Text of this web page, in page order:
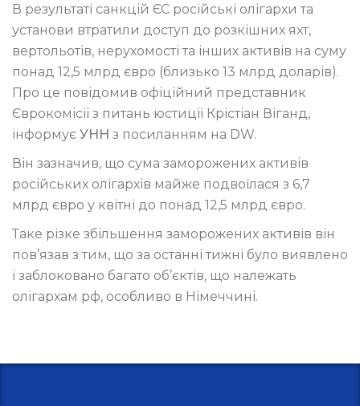
В результаті санкцій ЄС російські олігархи та
установи втратили доступ до розкішних яхт,
вертольотів, нерухомості та інших активів на суму
понад 12,5 млрд євро (близько 13 млрд доларів).
Про це повідомив офіційний представник
Єврокомісії з питань юстиції Крістіан Віганд,
інформує УНН з посиланням на DW.
Він зазначив, що сума заморожених активів
російських олігархів майже подвоїлася з 6,7
млрд євро у квітні до понад 12,5 млрд євро.
Таке різке збільшення заморожених активів він
пов’язав з тим, що за останні тижні було виявлено
і заблоковано багато об’єктів, що належать
олігархам рф, особливо в Німеччині.